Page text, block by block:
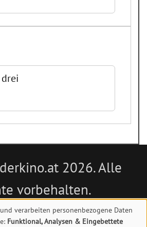
2026. Alle
vorbehalten.
verarbeiten personenbezogene Daten
Funktional, Analysen & Eingebettete